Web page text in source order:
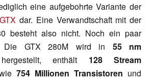
eine aufgebohrte Variante der
dar. Eine Verwandtschaft mit der
besteht also nicht. Noch ein paar
Die GTX 280M wird in 55 nm
enthält 128 Stream
754 Millionen Transistoren und